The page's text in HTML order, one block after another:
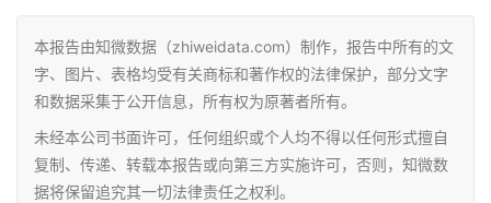
本报告由知微数据（zhiweidata.com）制作，报告中所有的文
字、图片、表格均受有关商标和著作权的法律保护，部分文字
和数据采集于公开信息，所有权为原著者所有。
未经本公司书面许可，任何组织或个人均不得以任何形式擅自
复制、传递、转载本报告或向第三方实施许可，否则，知微数
据将保留追究其一切法律责任之权利。